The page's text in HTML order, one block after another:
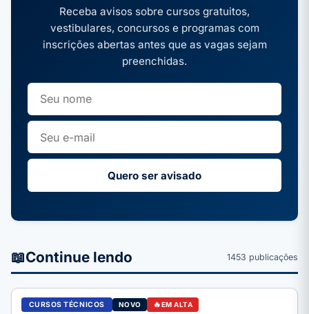
Receba avisos sobre cursos gratuitos,
vestibulares, concursos e programas com
inscrições abertas antes que as vagas sejam
preenchidas.
Quero ser avisado
📖Continue lendo 1453 publicações
CURSOS TÉCNICOS NOVO EM ALTA